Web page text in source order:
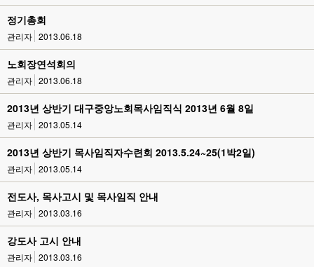
정기총회
관리자 2013.06.18
노회장연석회의
관리자 2013.06.18
2013년 상반기 대구중앙노회목사임직식 2013년 6월 8일
관리자 2013.05.14
2013년 상반기 목사임직자수련회 2013.5.24~25(1박2일)
관리자 2013.05.14
전도사, 목사고시 및 목사임직 안내
관리자 2013.03.16
강도사 고시 안내
관리자 2013.03.16